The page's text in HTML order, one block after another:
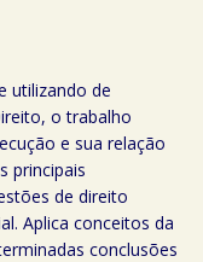
utilizando de
o trabalho
e sua relação
principais
de direito
Aplica conceitos da
conclusões